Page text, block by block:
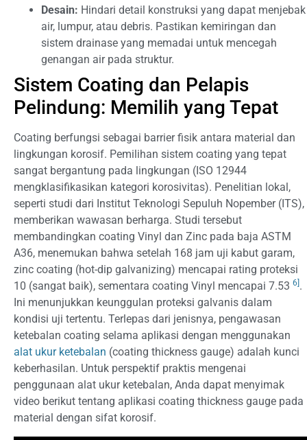
Desain: Hindari detail konstruksi yang dapat menjebak
air, lumpur, atau debris. Pastikan kemiringan dan
sistem drainase yang memadai untuk mencegah
genangan air pada struktur.
Sistem Coating dan Pelapis
Pelindung: Memilih yang Tepat
Coating berfungsi sebagai barrier fisik antara material dan
lingkungan korosif. Pemilihan sistem coating yang tepat
sangat bergantung pada lingkungan (ISO 12944
mengklasifikasikan kategori korosivitas). Penelitian lokal,
seperti studi dari Institut Teknologi Sepuluh Nopember (ITS),
memberikan wawasan berharga. Studi tersebut
membandingkan coating Vinyl dan Zinc pada baja ASTM
A36, menemukan bahwa setelah 168 jam uji kabut garam,
zinc coating (hot-dip galvanizing) mencapai rating proteksi
10 (sangat baik), sementara coating Vinyl mencapai 7.53 6] .
Ini menunjukkan keunggulan proteksi galvanis dalam
kondisi uji tertentu. Terlepas dari jenisnya, pengawasan
ketebalan coating selama aplikasi dengan menggunakan
alat ukur ketebalan (coating thickness gauge) adalah kunci
keberhasilan. Untuk perspektif praktis mengenai
penggunaan alat ukur ketebalan, Anda dapat menyimak
video berikut tentang aplikasi coating thickness gauge pada
material dengan sifat korosif.